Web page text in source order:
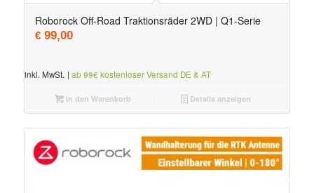
Roborock Off-Road Traktionsräder 2WD | Q1-Serie
€99,00
inkl. MwSt. | ab 99€ kostenloser Versand DE & AT
In den Warenkorb Details anzeigen